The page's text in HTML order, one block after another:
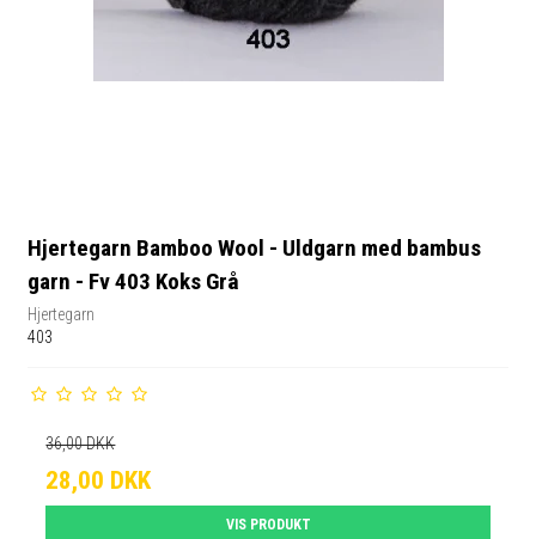
Hjertegarn Bamboo Wool - Uldgarn med bambus
garn - Fv 403 Koks Grå
Hjertegarn
403
36,00 DKK
28,00 DKK
VIS PRODUKT